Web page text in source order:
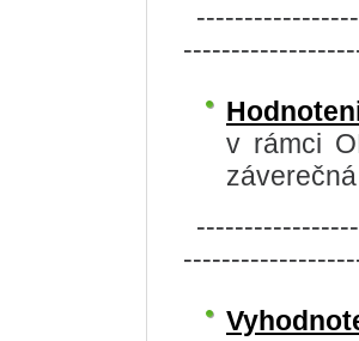
v rámci